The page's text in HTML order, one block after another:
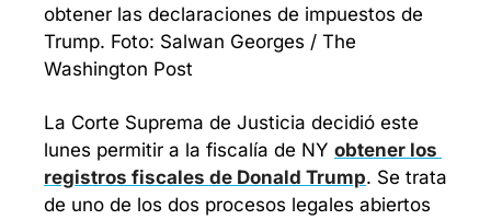
obtener las declaraciones de impuestos de
Trump. Foto: Salwan Georges / The
Washington Post
La Corte Suprema de Justicia decidió este
lunes permitir a la fiscalía de NY obtener los
registros fiscales de Donald Trump. Se trata
de uno de los dos procesos legales abiertos